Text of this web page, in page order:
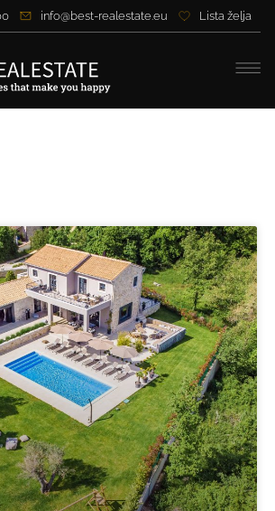
info@best-realestate.eu Lista želja